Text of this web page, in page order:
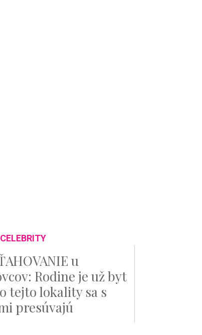
CELEBRITY
u
Rodine je už byt
tejto lokality sa s
presúvajú